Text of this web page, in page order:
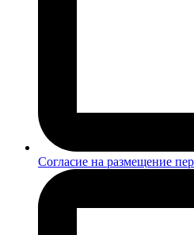
Согласие на размещение